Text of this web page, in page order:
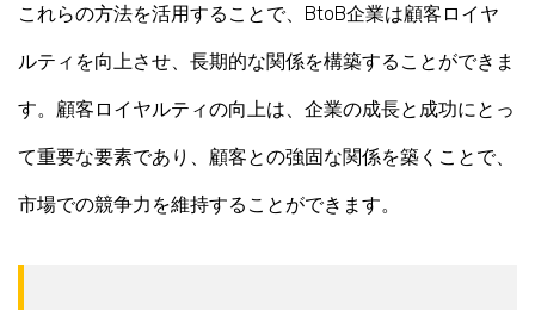
これらの方法を活用することで、BtoB企業は顧客ロイヤ
ルティを向上させ、長期的な関係を構築することができま
す。顧客ロイヤルティの向上は、企業の成長と成功にとっ
て重要な要素であり、顧客との強固な関係を築くことで、
市場での競争力を維持することができます。